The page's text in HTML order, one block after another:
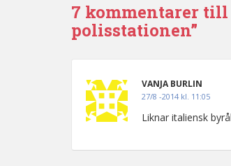
7 kommentarer till
polisstationen”
VANJA BURLIN
27/8 -2014 kl. 11:05
Liknar italiensk